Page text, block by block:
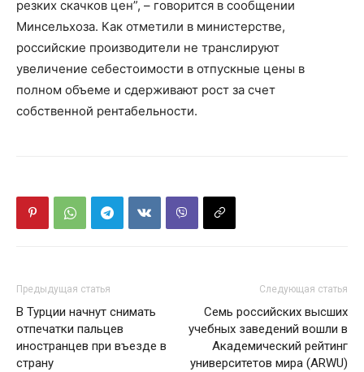
резких скачков цен”, – говорится в сообщении
Минсельхоза. Как отметили в министерстве,
российские производители не транслируют
увеличение себестоимости в отпускные цены в
полном объеме и сдерживают рост за счет
собственной рентабельности.
Предыдущая статья
В Турции начнут снимать
отпечатки пальцев
иностранцев при въезде в
страну
Следующая статья
Семь российских высших
учебных заведений вошли в
Академический рейтинг
университетов мира (ARWU)